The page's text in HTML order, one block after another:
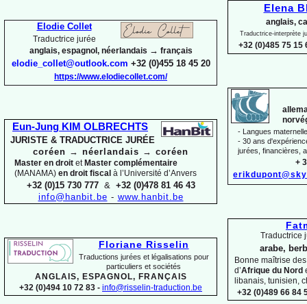
Elena
anglais,
Traductrice-interprète
+32 (0)485 75 15
- Langues
- 30 ans
jurées, financières,
+
Traductrice
arabe,
Bonne maîtrise
d’Afrique du Nord
libanais, tunisien,
+32 (0)489 66 84
Elodie Collet
Traductrice jurée
anglais, espagnol, néerlandais → français
elodie_collet@outlook.com +32 (0)455 18 45 20
https://www.elodiecollet.com/
Eun-Jung KIM OLBRECHTS
JURISTE & TRADUCTRICE JURÉE
coréen → néerlandais → coréen
Master en droit etMaster complémentaire
(MANAMA) en droit fiscal à l’Université d’Anvers
+32 (0)15 730 777& +32 (0)478 81 46 43
info@hanbit.be - www.hanbit.be
Floriane Risselin
Traductions jurées et légalisations pour
particuliers et sociétés
ANGLAIS, ESPAGNOL, FRANÇAIS
+32 (0)494 10 72 83 - info@risselin-traduction.be